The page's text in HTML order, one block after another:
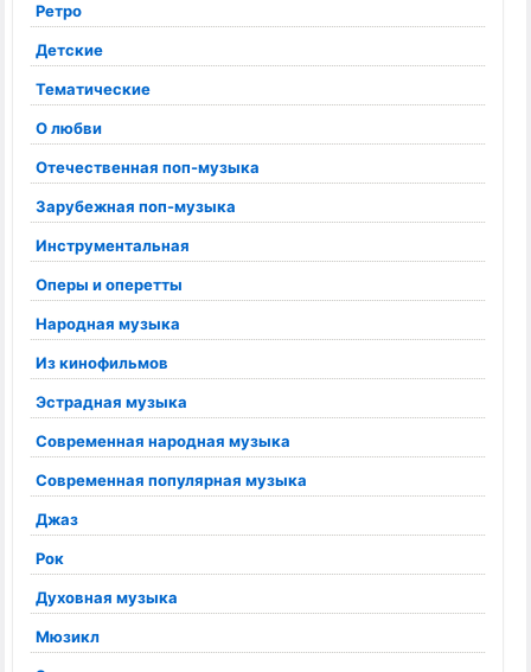
Ретро
Детские
Тематические
О любви
Отечественная поп-музыка
Зарубежная поп-музыка
Инструментальная
Оперы и оперетты
Народная музыка
Из кинофильмов
Эстрадная музыка
Современная народная музыка
Современная популярная музыка
Джаз
Рок
Духовная музыка
Мюзикл